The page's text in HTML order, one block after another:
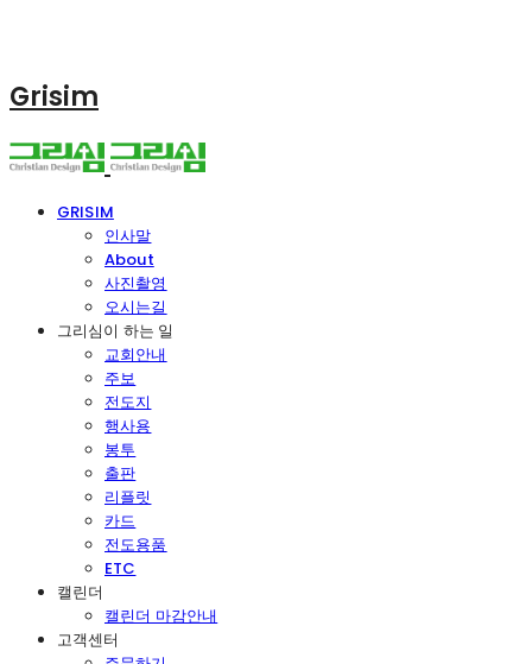
Grisim
GRISIM
인사말
About
사진촬영
오시는길
그리심이 하는 일
교회안내
주보
전도지
행사용
봉투
출판
리플릿
카드
전도용품
ETC
캘린더
캘린더 마감안내
고객센터